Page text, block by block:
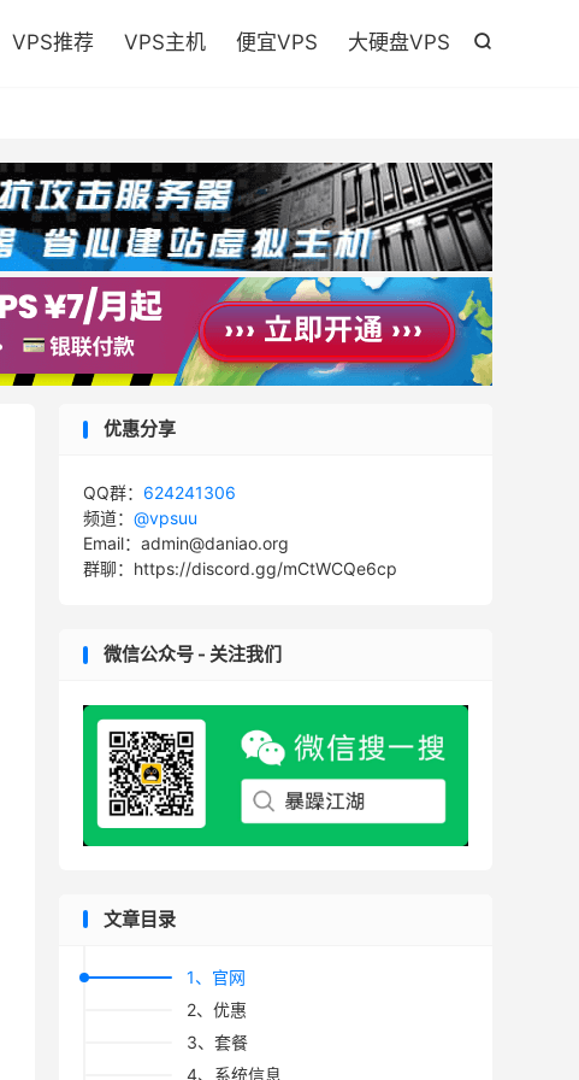

VPS推荐 VPS主机 便宜VPS 大硬盘VPS
优惠分享
QQ群： 624241306
频道： @vpsuu
Email：admin@daniao.org
群聊：https://discord.gg/mCtWCQe6cp
微信公众号 - 关注我们
文章目录
1、官网
2、优惠
3、套餐
4、系统信息